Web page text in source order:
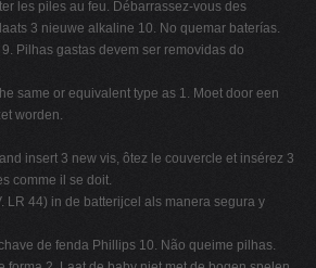
les piles au feu. Débarrassez-vous des
3 nieuwe alkaline 10. No quemar baterías.
Pilhas gastas devem ser removidas do
same or equivalent type as 1. Moet door een
worden.
insert 3 new vis, ôtez le couvercle et insérez 3
comme il se doit.
LR 44) in de batterijcel als manera segura y
de fenda Phillips 10. Não queime pilhas.